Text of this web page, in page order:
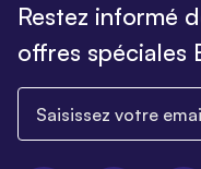
Restez informé
offres spéciales